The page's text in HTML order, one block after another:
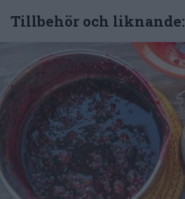
Tillbehör och liknande: